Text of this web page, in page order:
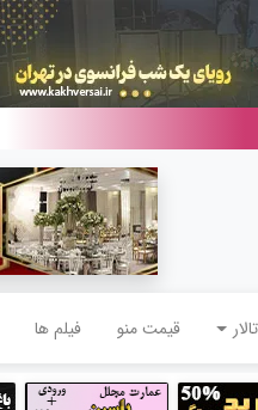
قیمت منو فیلم ها